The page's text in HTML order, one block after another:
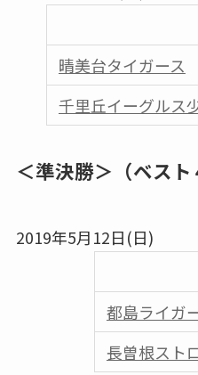
晴美台タイガース
千里丘イーグルス
＜準決勝＞（ベスト
2019年5月12日(日)
都島ライガ
⾧曽根スト